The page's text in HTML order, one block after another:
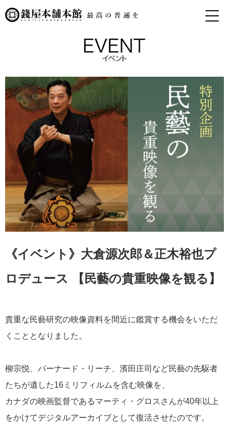
《イベント》大倉源次郎＆正木裕也プ
ロデュース 【民藝の貴重映像を観る】
貴重な民藝研究の映像資料を間近に鑑賞する機会をいただ
くこととなりました。
柳宗悦、バーナード・リーチ、濱田庄司など民藝の先駆者
たちが遺した16ミリフィルムを含む映像を、
カナダの映画監督であるマーティ・グロスさんが40年以上
をかけてデジタルアーカイブとして復活させたのです。